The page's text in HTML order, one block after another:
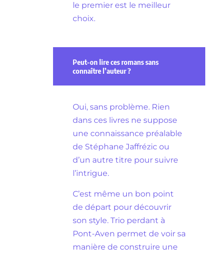
le premier est le meilleur
choix.
Peut-on lire ces romans sans
connaître l’auteur ?
Oui, sans problème. Rien
dans ces livres ne suppose
une connaissance préalable
de Stéphane Jaffrézic ou
d’un autre titre pour suivre
l’intrigue.
C’est même un bon point
de départ pour découvrir
son style. Trio perdant à
Pont-Aven permet de voir sa
manière de construire une